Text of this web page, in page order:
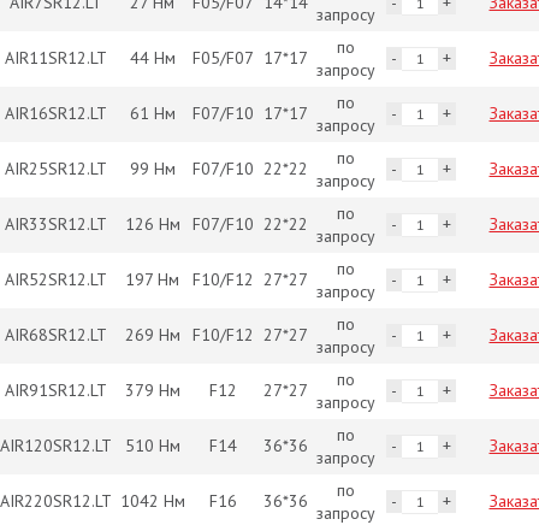
запросу
AIR11SR12.LT 44 Нм F05/F07 17*17
по
запросу
AIR16SR12.LT 61 Нм F07/F10 17*17
по
запросу
AIR25SR12.LT 99 Нм F07/F10 22*22
по
запросу
AIR33SR12.LT 126 Нм F07/F10 22*22
по
запросу
AIR52SR12.LT 197 Нм F10/F12 27*27
по
запросу
AIR68SR12.LT 269 Нм F10/F12 27*27
по
запросу
AIR91SR12.LT 379 Нм F12 27*27
по
запросу
AIR120SR12.LT 510 Нм F14 36*36
по
запросу
AIR220SR12.LT 1042 Нм F16 36*36
по
запросу